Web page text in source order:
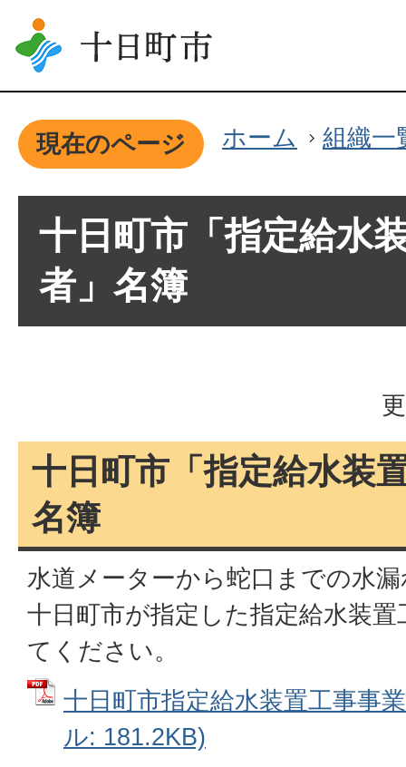
現在のページ ホーム 組織一
十日町市「指定給水
者」名簿
十日町市「指定給水装
名簿
水道メーターから蛇口までの水
十日町市が指定した指定給水装
てください。
十日町市指定給水装置工事事
ル: 181.2KB)